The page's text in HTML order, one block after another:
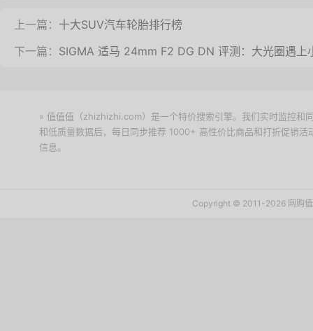
上一篇： 十大SUV汽车轮胎排行榜
下一篇： SIGMA 适马 24mm F2 DG DN 评测：大光圈遇上
» 值值值（zhizhizhi.com）是一个特价搜索引擎。我们实时监控和
和低质量数据后，每日同步推荐 1000+ 高性价比商品和打折促销
信息。
Copyright © 2011-2026 网购